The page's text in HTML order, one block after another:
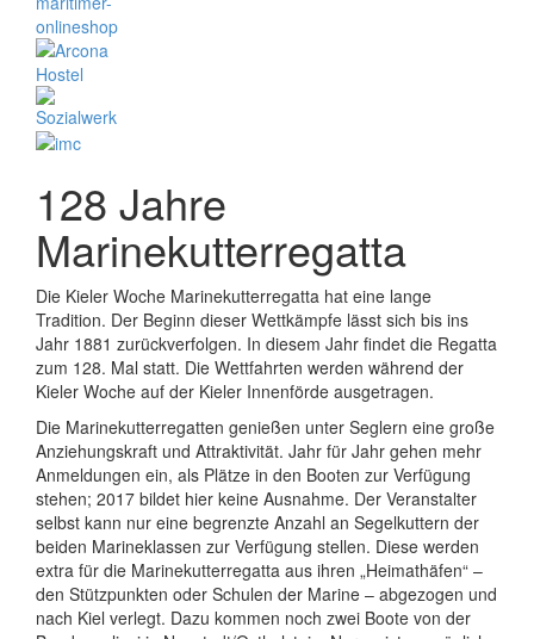
128 Jahre
Marinekutterregatta
Die Kieler Woche Marinekutterregatta hat eine lange
Tradition. Der Beginn dieser Wettkämpfe lässt sich bis ins
Jahr 1881 zurückverfolgen. In diesem Jahr findet die Regatta
zum 128. Mal statt. Die Wettfahrten werden während der
Kieler Woche auf der Kieler Innenförde ausgetragen.
Die Marinekutterregatten genießen unter Seglern eine große
Anziehungskraft und Attraktivität. Jahr für Jahr gehen mehr
Anmeldungen ein, als Plätze in den Booten zur Verfügung
stehen; 2017 bildet hier keine Ausnahme. Der Veranstalter
selbst kann nur eine begrenzte Anzahl an Segelkuttern der
beiden Marineklassen zur Verfügung stellen. Diese werden
extra für die Marinekutterregatta aus ihren „Heimathäfen“ –
den Stützpunkten oder Schulen der Marine – abgezogen und
nach Kiel verlegt. Dazu kommen noch zwei Boote von der